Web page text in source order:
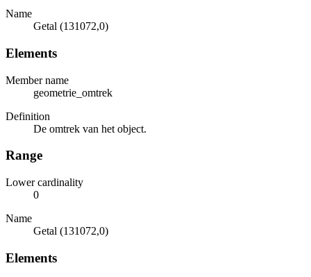
Name
Getal (131072,0)
Elements
Member name
geometrie_omtrek
Definition
De omtrek van het object.
Range
Lower cardinality
0
Name
Getal (131072,0)
Elements